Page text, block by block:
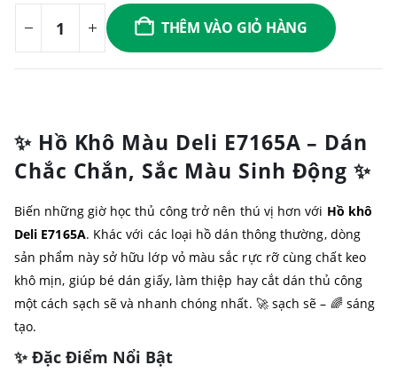
THÊM VÀO GIỎ HÀNG
✨ Hồ Khô Màu Deli E7165A – Dán
Chắc Chắn, Sắc Màu Sinh Động ✨
Biến những giờ học thủ công trở nên thú vị hơn với Hồ khô
Deli E7165A. Khác với các loại hồ dán thông thường, dòng
sản phẩm này sở hữu lớp vỏ màu sắc rực rỡ cùng chất keo
khô mịn, giúp bé dán giấy, làm thiệp hay cắt dán thủ công
một cách sạch sẽ và nhanh chóng nhất. 🚀 sạch sẽ – 🌈 sáng
tạo.
✨ Đặc Điểm Nổi Bật